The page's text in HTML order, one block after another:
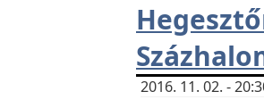
2016. 11. 02. -